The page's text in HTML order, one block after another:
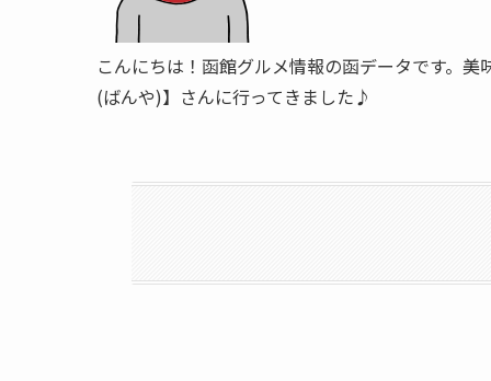
こんにちは！函館グルメ情報の函データです。
(ばんや)】さんに行ってきました♪